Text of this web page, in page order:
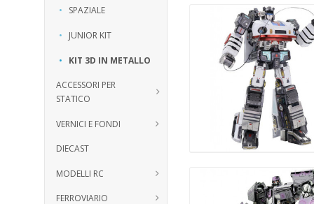
SPAZIALE
JUNIOR KIT
KIT 3D IN METALLO
ACCESSORI PER
STATICO
ACCESSORI PER
MODELLI
AEROGRAFI E
VERNICI E FONDI
COLORI ACRILICI
COLORI AD OLIO
COLORI A SMALTO
DIECAST
MODELLI RC
AUTO
FERROVIARIO